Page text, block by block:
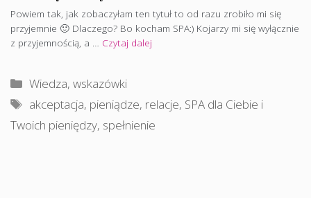
Powiem tak, jak zobaczyłam ten tytuł to od razu zrobiło mi się
przyjemnie 🙂 Dlaczego? Bo kocham SPA:) Kojarzy mi się wyłącznie
z przyjemnością, a … Czytaj dalej
Kategorie
Wiedza, wskazówki
Tagi
akceptacja, pieniądze, relacje, SPA dla Ciebie i
Twoich pieniędzy, spełnienie